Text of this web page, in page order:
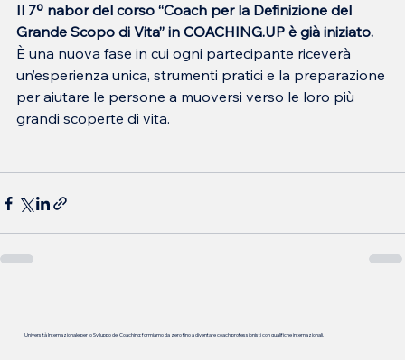
Il 7º nabor del corso “Coach per la Definizione del
Grande Scopo di Vita” in COACHING.UP è già iniziato.
È una nuova fase in cui ogni partecipante riceverà
un’esperienza unica, strumenti pratici e la preparazione
per aiutare le persone a muoversi verso le loro più
grandi scoperte di vita.
Università Internazionale per lo Sviluppo del Coaching: formiamo da zero fino a diventare coach professionisti con qualifiche internazionali.